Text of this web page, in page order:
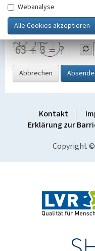
Sicherheitsabfrage
Grafik ein
Abbrechen
Kontakt
Erklärung zur
Copyright ©
Webanalyse